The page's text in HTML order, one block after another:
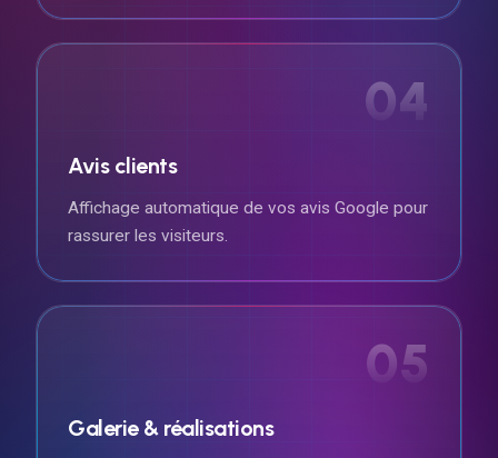
04
Avis clients
Affichage automatique de vos avis Google pour
rassurer les visiteurs.
05
Galerie & réalisations